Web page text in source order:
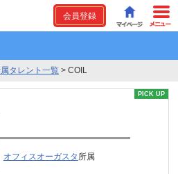
会員登録
タレント一覧 > COIL
PICK UP
オフィスオーガスタ 所属